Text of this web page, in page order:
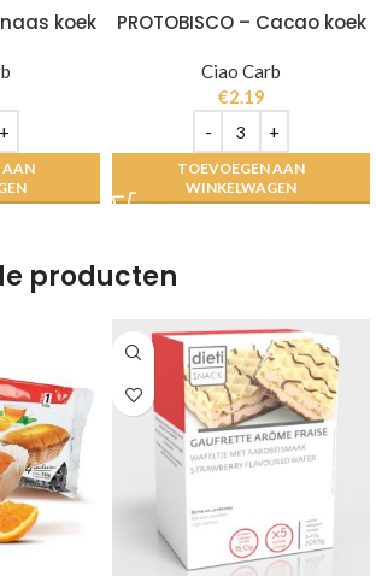
koek
AAN
PROTOBISCO – Cacao koek
Ciao Carb
€2.19
TOEVOEGEN AAN
WINKELWAGEN
producten